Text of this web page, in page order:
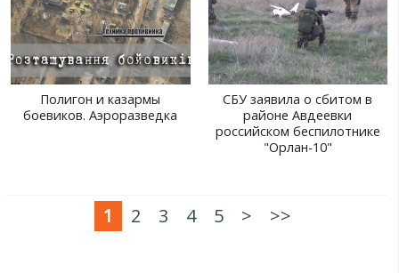
Полигон и казармы
боевиков. Аэроразведка
СБУ заявила о сбитом в
районе Авдеевки
российском беспилотнике
"Орлан-10"
1 2 3 4 5 > >>